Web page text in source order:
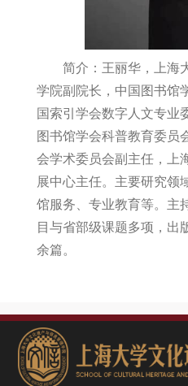
简介：王丽华，上海
学院副院长，中国图书馆
国索引学会数字人文专业
图书馆学会科普教育委员
会学术委员会副主任，上
展中心主任。主要研究领
馆服务、专业教育等。主
目与省部级课题多项，出
余篇。